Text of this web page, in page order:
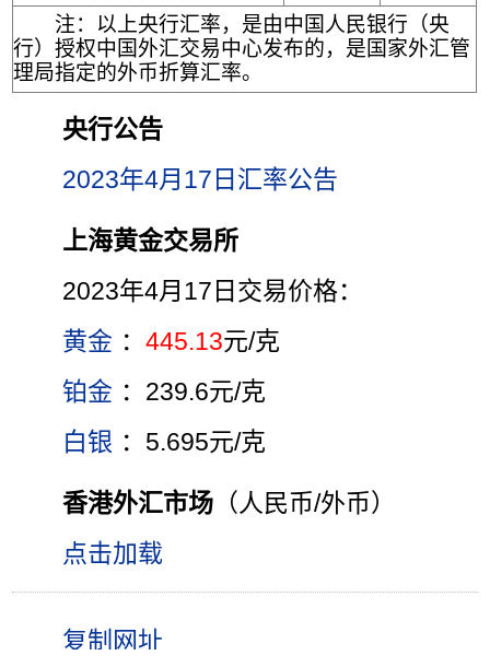
注：以上央行汇率，是由中国人民银行（央
行）授权中国外汇交易中心发布的，是国家外汇管
理局指定的外币折算汇率。
央行公告
2023年4月17日汇率公告
上海黄金交易所
2023年4月17日交易价格：
黄金 ：445.13元/克
铂金 ：239.6元/克
白银 ：5.695元/克
香港外汇市场 （人民币/外币）
点击加载